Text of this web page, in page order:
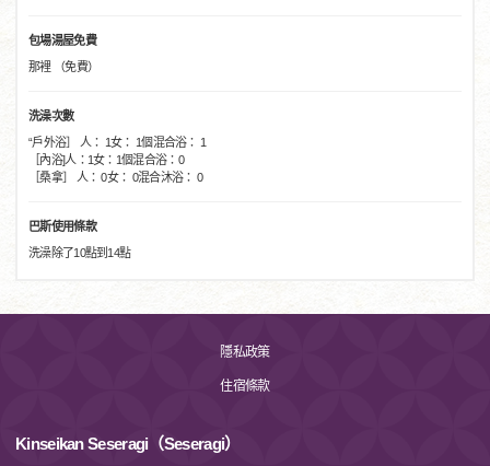
包場湯屋免費
那裡 （免費）
洗澡次數
“戶外浴］ 人： 1女： 1個混合浴： 1
［內浴]人：1女：1個混合浴：0
［桑拿］ 人： 0女： 0混合沐浴： 0
巴斯使用條款
洗澡除了10點到14點
隱私政策
住宿條款
Kinseikan Seseragi（Seseragi）